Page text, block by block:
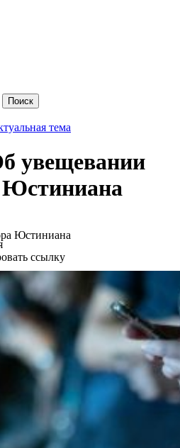
Поиск
тема
увещевании
Юстиниана
Юстиниана